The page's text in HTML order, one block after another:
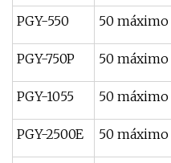
PGY-550 50 máximo
PGY-750P 50 máximo
PGY-1055 50 máximo
PGY-2500E 50 máximo